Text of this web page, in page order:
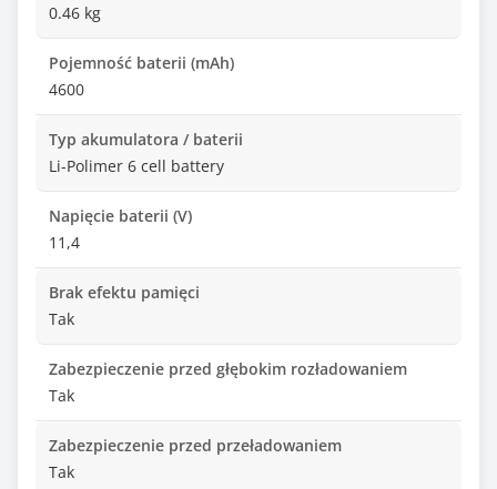
0.46 kg
Pojemność baterii (mAh)
4600
Typ akumulatora / baterii
Li-Polimer 6 cell battery
Napięcie baterii (V)
11,4
Brak efektu pamięci
Tak
Zabezpieczenie przed głębokim rozładowaniem
Tak
Zabezpieczenie przed przeładowaniem
Tak